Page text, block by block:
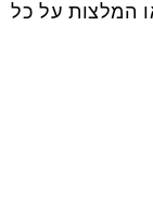
המלצות על כל